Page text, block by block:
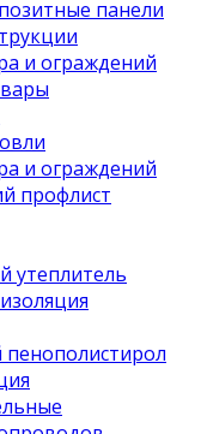
панели
и ограждений
и ограждений
профлист
утеплитель